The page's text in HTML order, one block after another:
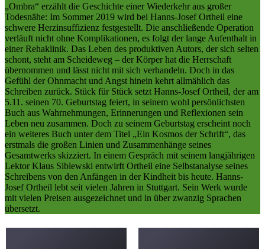
„Ombra“ erzählt die Geschichte einer Wiederkehr aus großer
Todesnähe: Im Sommer 2019 wird bei Hanns-Josef Ortheil eine
schwere Herzinsuffizienz festgestellt. Die anschließende Operation
verläuft nicht ohne Komplikationen, es folgt der lange Aufenthalt in
einer Rehaklinik. Das Leben des produktiven Autors, der sich selten
schont, steht am Scheideweg – der Körper hat die Herrschaft
übernommen und lässt nicht mit sich verhandeln. Doch in das
Gefühl der Ohnmacht und Angst hinein kehrt allmählich das
Schreiben zurück. Stück für Stück setzt Hanns-Josef Ortheil, der am
5.11. seinen 70. Geburtstag feiert, in seinem wohl persönlichsten
Buch aus Wahrnehmungen, Erinnerungen und Reflexionen sein
Leben neu zusammen. Doch zu seinem Geburtstag erscheint noch
ein weiteres Buch unter dem Titel „Ein Kosmos der Schrift“, das
erstmals die großen Linien und Zusammenhänge seines
Gesamtwerks skizziert. In einem Gespräch mit seinem langjährigen
Lektor Klaus Siblewski entwirft Ortheil eine Selbstanalyse seines
Schreibens von den Anfängen in der Kindheit bis heute. Hanns-
Josef Ortheil lebt seit vielen Jahren in Stuttgart. Sein Werk wurde
mit vielen Preisen ausgezeichnet und in über zwanzig Sprachen
übersetzt.